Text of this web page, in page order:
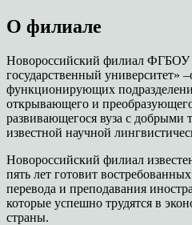
О филиале
Новороссийский филиал
государственный университет»
функционирующих
открывающего и
развивающегося вуза с добрыми
известной научной
Новороссийский филиал
пять лет готовит
перевода и преподавания
которые успешно трудятся в
страны.